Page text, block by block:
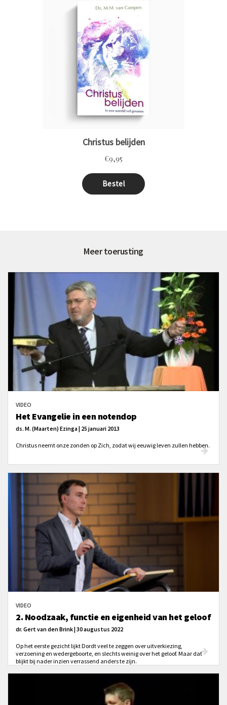
Meer toerusting
VIDEO
Het Evangelie in een notendop
ds. M. (Maarten) Ezinga | 25 januari 2013
Christus neemt onze zonden op Zich, zodat wij eeuwig leven zullen hebben.
VIDEO
2. Noodzaak, functie en eigenheid van het geloof
dr. Gert van den Brink | 30 augustus 2022
Op het eerste gezicht lijkt Dordt veel te zeggen over uitverkiezing,
verzoening en wedergeboorte, en slechts weinig over het geloof. Maar dat
blijkt bij nader inzien verrassend anders te zijn.